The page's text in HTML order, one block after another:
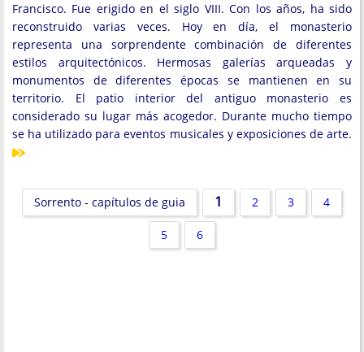
Francisco. Fue erigido en el siglo VIII. Con los años, ha sido
reconstruido varias veces. Hoy en día, el monasterio
representa una sorprendente combinación de diferentes
estilos arquitectónicos. Hermosas galerías arqueadas y
monumentos de diferentes épocas se mantienen en su
territorio. El patio interior del antiguo monasterio es
considerado su lugar más acogedor. Durante mucho tiempo
se ha utilizado para eventos musicales y exposiciones de arte.
Sorrento - capítulos de guia 1 2 3 4
5 6